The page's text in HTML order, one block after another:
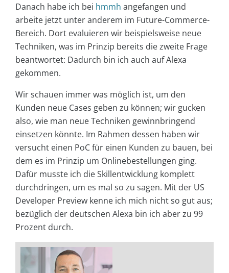
Danach habe ich bei hmmh angefangen und
arbeite jetzt unter anderem im Future-Commerce-
Bereich. Dort evaluieren wir beispielsweise neue
Techniken, was im Prinzip bereits die zweite Frage
beantwortet: Dadurch bin ich auch auf Alexa
gekommen.
Wir schauen immer was möglich ist, um den
Kunden neue Cases geben zu können; wir gucken
also, wie man neue Techniken gewinnbringend
einsetzen könnte. Im Rahmen dessen haben wir
versucht einen PoC für einen Kunden zu bauen, bei
dem es im Prinzip um Onlinebestellungen ging.
Dafür musste ich die Skillentwicklung komplett
durchdringen, um es mal so zu sagen. Mit der US
Developer Preview kenne ich mich nicht so gut aus;
bezüglich der deutschen Alexa bin ich aber zu 99
Prozent durch.